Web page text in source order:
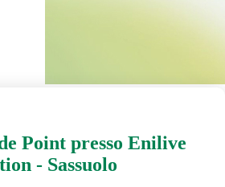
Point presso Enilive
- Sassuolo